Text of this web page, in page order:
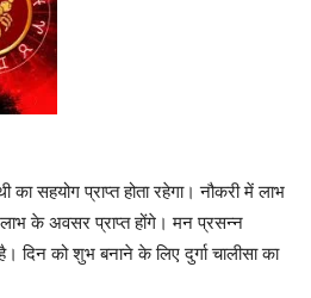
सहयोग प्राप्त होता रहेगा। नौकरी में लाभ
के अवसर प्राप्त होंगे। मन प्रसन्न
दिन को शुभ बनाने के लिए दुर्गा चालीसा का